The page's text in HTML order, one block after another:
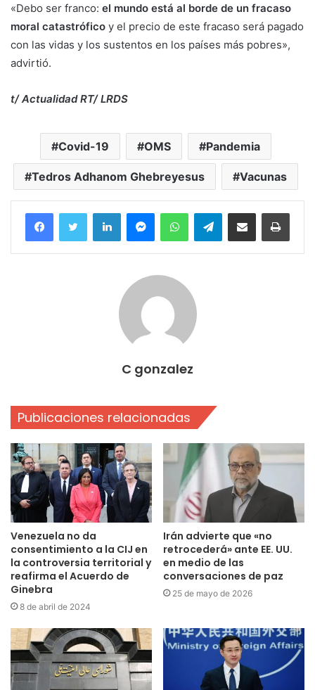
«Debo ser franco: el mundo está al borde de un fracaso
moral catastrófico y el precio de este fracaso será pagado
con las vidas y los sustentos en los países más pobres»,
advirtió.
t/ Actualidad RT/ LRDS
Covid-19 OMS Pandemia
Tedros Adhanom Ghebreyesus Vacunas
FacebookTwitter LinkedInMessengerWhatsAppTelegramCompartir por correo electrónico
C gonzalez
Publicaciones relacionadas
Venezuela no da
consentimiento a la CIJ en
la controversia territorial y
reafirma el Acuerdo de
Ginebra
8 de abril de 2024
Irán advierte que «no
retrocederá» ante EE. UU.
en medio de las
conversaciones de paz
25 de mayo de 2026